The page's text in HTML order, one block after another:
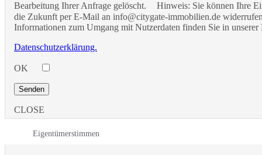
Bearbeitung Ihrer Anfrage gelöscht. Hinweis: Sie können Ihre
die Zukunft per E-Mail an info@citygate-immobilien.de
Informationen zum Umgang mit Nutzerdaten finden Sie in unserer
Datenschutzerklärung.
OK
CLOSE
Eigentümerstimmen